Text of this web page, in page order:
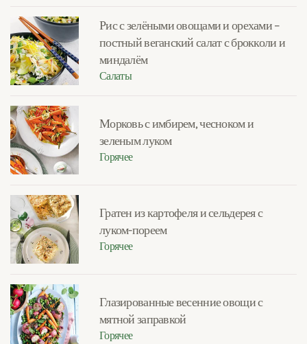
Рис с зелёными овощами и орехами –
постный веганский салат с брокколи и
миндалём
Салаты
Морковь с имбирем, чесноком и
зеленым луком
Горячее
Гратен из картофеля и сельдерея с
луком-пореем
Горячее
Глазированные весенние овощи с
мятной заправкой
Горячее